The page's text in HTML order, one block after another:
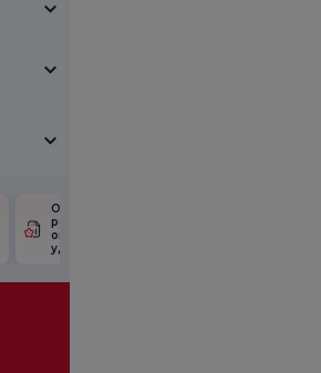
Ознакомьтесь с
результатами
опроса
удовлетворенности.